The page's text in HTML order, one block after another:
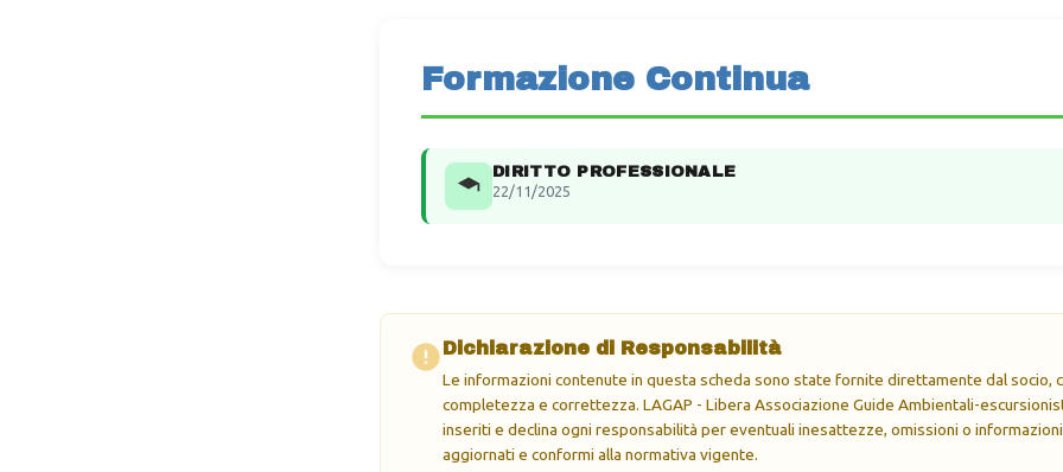
Formazione Continua
DIRITTO PROFESSIONALE
22/11/2025
Dichiarazione di Responsabilità
Le informazioni contenute in questa scheda sono state fornite direttamente dal socio,
completezza e correttezza. LAGAP - Libera Associazione Guide Ambientali-
inseriti e declina ogni responsabilità per eventuali inesattezze, omissioni o
aggiornati e conformi alla normativa vigente.